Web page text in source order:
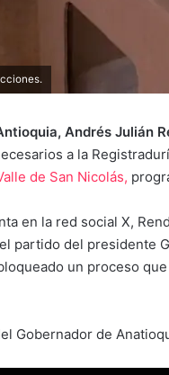
Andrés Julián
a la
de San Nicolás,
en la red social X,
partido del presidente
un proceso
Gobernador de